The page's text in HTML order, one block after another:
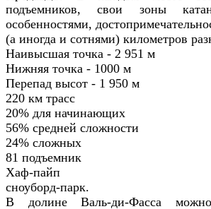
подъемников, свои зоны
особенностями,
(а иногда и сотнями) километров
Наивысшая точка - 2 951 м
Нижняя точка - 1000 м
Перепад высот - 1 950 м
220 км трасс
20% для начинающих
56% средней сложности
24% сложных
81 подъемник
Хаф-пайп
сноуборд-парк.
В долине Валь-ди-Фасса